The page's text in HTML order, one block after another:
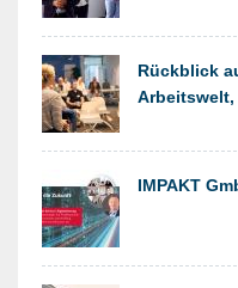
​Rückblick
Arbeitswelt,
IMPAKT